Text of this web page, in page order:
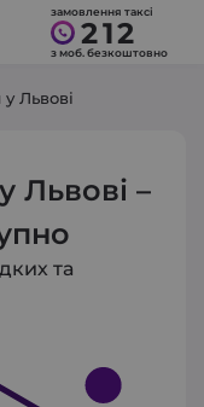
замовлення таксі
212
з моб. безкоштовно
Львові
Львові –
та